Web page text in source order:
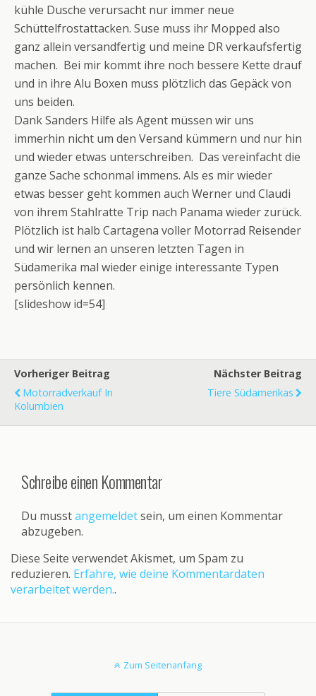
kühle Dusche verursacht nur immer neue
Schüttelfrostattacken. Suse muss ihr Mopped also
ganz allein versandfertig und meine DR verkaufsfertig
machen. Bei mir kommt ihre noch bessere Kette drauf
und in ihre Alu Boxen muss plötzlich das Gepäck von
uns beiden.
Dank Sanders Hilfe als Agent müssen wir uns
immerhin nicht um den Versand kümmern und nur hin
und wieder etwas unterschreiben. Das vereinfacht die
ganze Sache schonmal immens. Als es mir wieder
etwas besser geht kommen auch Werner und Claudi
von ihrem Stahlratte Trip nach Panama wieder zurück.
Plötzlich ist halb Cartagena voller Motorrad Reisender
und wir lernen an unseren letzten Tagen in
Südamerika mal wieder einige interessante Typen
persönlich kennen.
[slideshow id=54]
Vorheriger Beitrag
Motorradverkauf In
Kolumbien
Nächster Beitrag
Tiere Südamerikas
Schreibe einen Kommentar
Du musstangemeldetsein, um einen Kommentar
abzugeben.
Diese Seite verwendet Akismet, um Spam zu
reduzieren. Erfahre, wie deine Kommentardaten
verarbeitet werden..
Zum Seitenanfang